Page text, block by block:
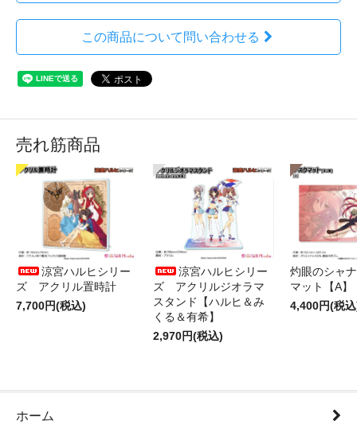
この商品について問い合わせる
売れ筋商品
涼宮ハルヒシリー
ズ アクリル置時計
7,700円(税込)
涼宮ハルヒシリー
ズ アクリルジオラマ
スタンド【ハルヒ＆み
くる＆有希】
2,970円(税込)
灼眼のシャ
マット【A】
4,400円(税
ホーム